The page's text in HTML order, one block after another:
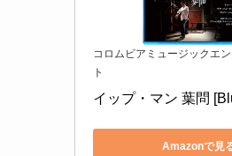
コロムビアミュージックエ
ト
イップ・マン 葉問
Amazonで見